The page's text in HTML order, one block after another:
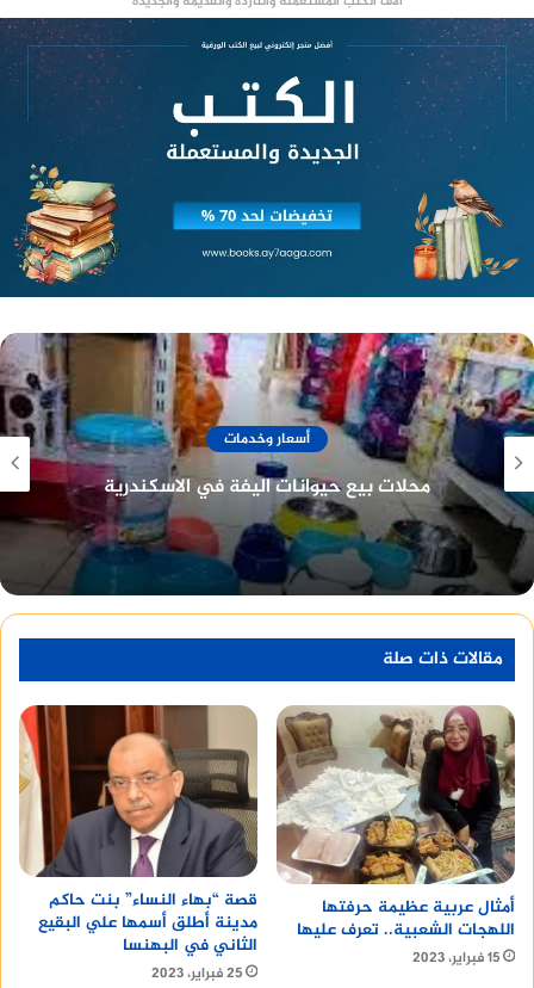
حسن يوسف مسيرة فنية حافلة
بالإنجازات
مسيرته الفنية في الستينيات، وقدم العديد من
الأعمال الفنية، منها: “الزوجة الثانية”، “إمام الدعاة”،
“الإمام المراغي”.
يوضحالاول
أن وفاة عبد الله يوسف، البالغ من العمر 27
الفني المصري، حيث نعاه العديد من الفنانين، منهم:
زوجته مي حلمي، ووالدته شمس البارودي، وشقيقه
عمر يوسف، وأصدقائه الفنانين.
منصة وساطة لبيع العقارات مجانا
وجاء اعتزال حسن يوسف بعد مسيرة فنية طويلة
امتدت لأكثر من 60 عاماً، قدم خلالها العديد من الأدوار
المهمة، التي تركت بصمة في تاريخ السينما المصرية.
أقرأ أيضا :دار غريب للطباعة والنشر
أسعار وخدمات
جولدز جيم
مقالات ذات صلة
أمثال عربية عظيمة حرفتها
اللهجات الشعبية.. تعرف عليها
15 فبراير، 2023
قصة “بهاء النساء” بنت حاكم
مدينة أطلق أسمها علي البقيع
الثاني في البهنسا
25 فبراير، 2023